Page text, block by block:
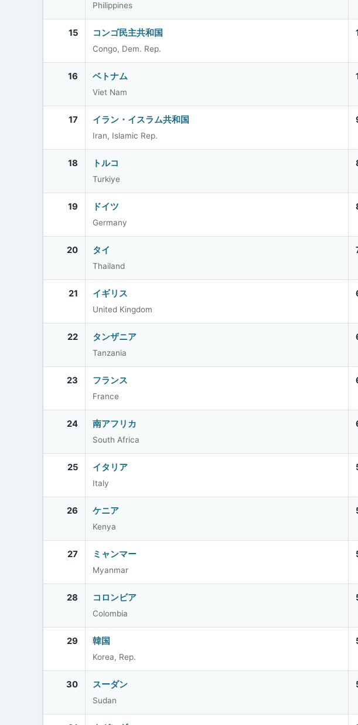
Philippines
15 コンゴ民主共和国
Congo, Dem. Rep.
16 ベトナム
Viet Nam
17 イラン・イスラム共和国
Iran, Islamic Rep.
18 トルコ
Turkiye
19 ドイツ
Germany
20 タイ
Thailand
21 イギリス
United Kingdom
22 タンザニア
Tanzania
23 フランス
France
24 南アフリカ
South Africa
25 イタリア
Italy
26 ケニア
Kenya
27 ミャンマー
Myanmar
28 コロンビア
Colombia
29 韓国
Korea, Rep.
30 スーダン
Sudan